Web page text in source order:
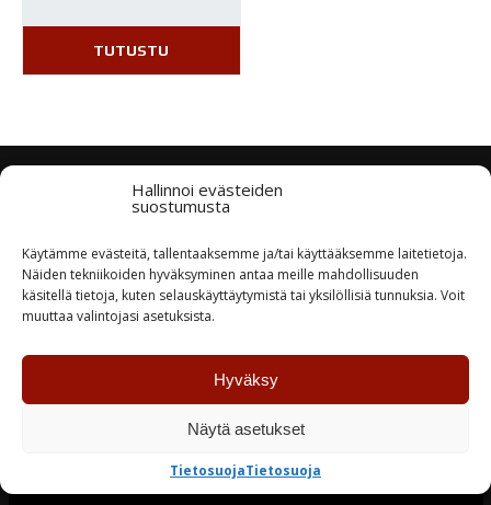
Hallinnoi evästeiden
suostumusta
Käytämme evästeitä, tallentaaksemme ja/tai käyttääksemme laitetietoja.
Näiden tekniikoiden hyväksyminen antaa meille mahdollisuuden
käsitellä tietoja, kuten selauskäyttäytymistä tai yksilöllisiä tunnuksia. Voit
muuttaa valintojasi asetuksista.
Hyväksy
Näytä asetukset
TietosuojaTietosuoja
TUTUSTU
Tuotteiden saatavuus
Nopea toimitus
Tuotteet lähtevät asiakkaalle tilauspäivänä tai
seuraavana
Erikoismaalit